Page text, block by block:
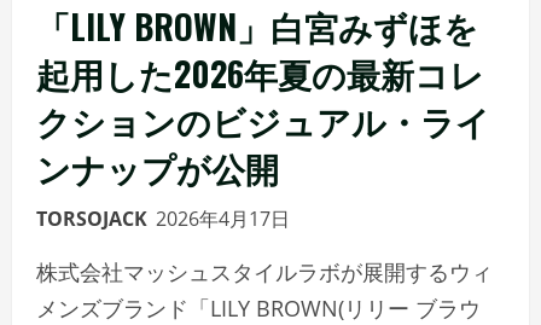
「LILY BROWN」白宮みずほを
起用した2026年夏の最新コレ
クションのビジュアル・ライ
ンナップが公開
TORSOJACK 2026年4月17日
株式会社マッシュスタイルラボが展開するウィ
メンズブランド「LILY BROWN(リリー ブラウ